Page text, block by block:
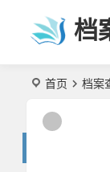
档
首页 档案